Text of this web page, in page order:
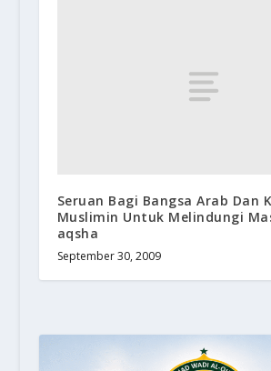
Seruan Bagi Bangsa Arab Dan
Muslimin Untuk Melindungi
aqsha
September 30, 2009